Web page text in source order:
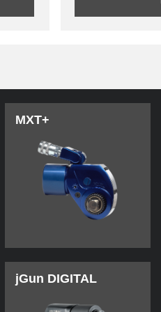
MXT+
jGun DIGITAL